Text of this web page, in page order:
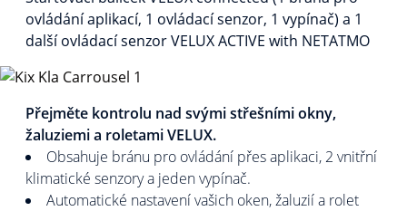
ovládání aplikací, 1 ovládací senzor, 1 vypínač) a 1
další ovládací senzor VELUX ACTIVE with NETATMO1/3
Přejměte kontrolu nad svými střešními okny,
žaluziemi a roletami VELUX.
Obsahuje bránu pro ovládání přes aplikaci, 2 vnitřní
klimatické senzory a jeden vypínač.
Automatické nastavení vašich oken, žaluzií a rolet